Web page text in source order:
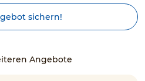
sichern!
Angebote